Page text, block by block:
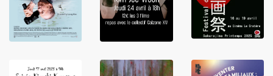
LIRE LIRE
LIRE